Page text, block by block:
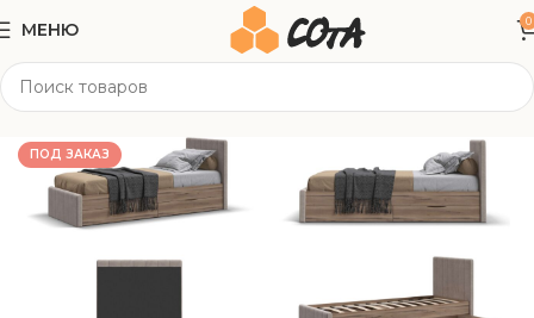
МЕНЮ 0
Мягкая мебель
ПОД ЗАКАЗ